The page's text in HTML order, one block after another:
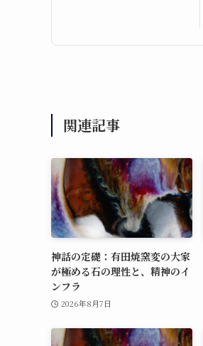
関連記事
神話の定礎：有田焼窯変の大家
が極める石の理性と、精神のイ
ンフラ
2026年8月7日